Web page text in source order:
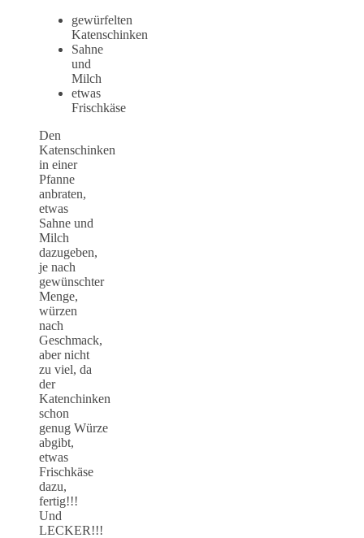
gewürfelten
Katenschinken
Sahne
und
Milch
etwas
Frischkäse
Den
Katenschinken
in einer
Pfanne
anbraten,
etwas
Sahne und
Milch
dazugeben,
je nach
gewünschter
Menge,
würzen
nach
Geschmack,
aber nicht
zu viel, da
der
Katenchinken
schon
genug Würze
abgibt,
etwas
Frischkäse
dazu,
fertig!!!
Und
LECKER!!!